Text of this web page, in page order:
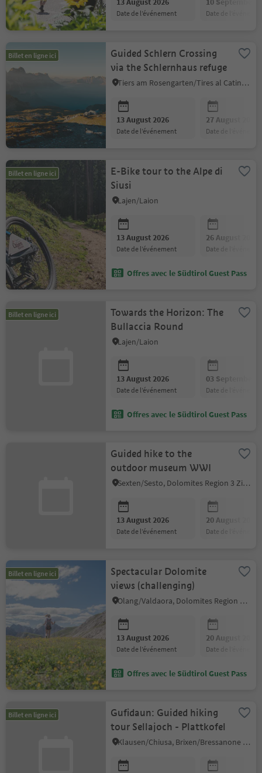
date de l’événement date de
Billet en ligne ici
Guided Schlern Crossing
via the Schlernhaus refuge
Tiers am Rosengarten/Tires al Catinaccio, Dolomites Region Seiser Alm
13 August 2026
date de l’événement
27 August 2026
date de
Billet en ligne ici
E-Bike tour to the Alpe di
Siusi
Lajen/Laion
13 August 2026
date de l’événement
26 August 2026
date de
Offres avec le Südtirol Guest Pass
Billet en ligne ici
Towards the Horizon: The
Bullaccia Round
Lajen/Laion
13 August 2026
date de l’événement
03 September
date de
Offres avec le Südtirol Guest Pass
Guided hike to the
outdoor museum WWI
Sexten/Sesto, Dolomites Region 3 Zinnen
13 August 2026
date de l’événement
20 August 2026
date de
Billet en ligne ici
Spectacular Dolomite
views (challenging)
Olang/Valdaora, Dolomites Region Kronplatz/Plan de Corones
13 August 2026
date de l’événement
20 August 2026
date de
Offres avec le Südtirol Guest Pass
Billet en ligne ici
Gufidaun: Guided hiking
tour Sellajoch - Plattkofel
Klausen/Chiusa, Brixen/Bressanone and environs